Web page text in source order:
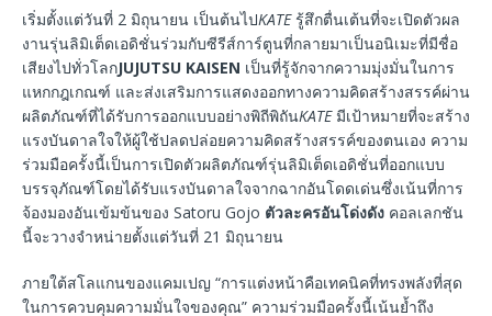
เริ่มตั้งแต่วันที่ 2 มิถุนายน เป็นต้นไปKATEรู้สึกตื่นเต้นที่จะเปิดตัวผล
งานรุ่นลิมิเต็ดเอดิชั่นร่วมกับซีรีส์การ์ตูนที่กลายมาเป็นอนิเมะที่มีชื่อ
เสียงไปทั่วโลกJUJUTSU KAISEN เป็นที่รู้จักจากความมุ่งมั่นในการ
แหกกฎเกณฑ์ และส่งเสริมการแสดงออกทางความคิดสร้างสรรค์ผ่าน
ผลิตภัณฑ์ที่ได้รับการออกแบบอย่างพิถีพิถันKATEมีเป้าหมายที่จะสร้าง
แรงบันดาลใจให้ผู้ใช้ปลดปล่อยความคิดสร้างสรรค์ของตนเอง ความ
ร่วมมือครั้งนี้เป็นการเปิดตัวผลิตภัณฑ์รุ่นลิมิเต็ดเอดิชั่นที่ออกแบบ
บรรจุภัณฑ์โดยได้รับแรงบันดาลใจจากฉากอันโดดเด่นซึ่งเน้นที่การ
จ้องมองอันเข้มข้นของ Satoru Gojo ตัวละครอันโด่งดัง คอลเลกชัน
นี้จะวางจำหน่ายตั้งแต่วันที่ 21 มิถุนายน
ภายใต้สโลแกนของแคมเปญ “การแต่งหน้าคือเทคนิคที่ทรงพลังที่สุด
ในการควบคุมความมั่นใจของคุณ” ความร่วมมือครั้งนี้เน้นย้ำถึง